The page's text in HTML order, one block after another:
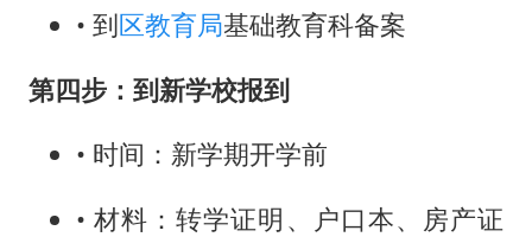
• 到区教育局基础教育科备案
第四步：到新学校报到
• 时间：新学期开学前
• 材料：转学证明、户口本、房产证